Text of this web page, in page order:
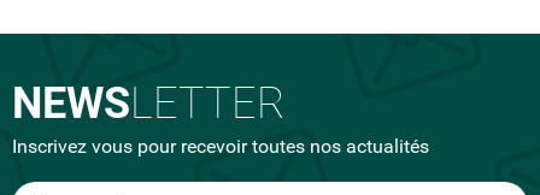
NEWSLETTER
Inscrivez vous pour recevoir toutes nos actualités